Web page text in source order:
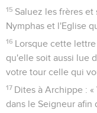
15 Saluez les frères
Nymphas et l'Eglise
16 Lorsque cette
qu'elle soit aussi lue
votre tour celle qui
17 Dites à Archippe :
dans le Seigneur afin